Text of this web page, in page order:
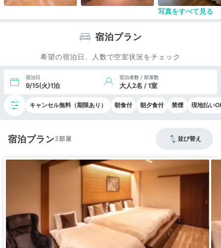
写真をすべて見る
宿泊プラン
希望の宿泊日、人数で空室状況をチェック
宿泊日
9/15(火)1泊
宿泊者数 / 部屋数
大人2名 / 1室
キャンセル無料（期限あり） 朝食付 朝夕食付 禁煙 現地払い
宿泊プラン3 並び替え